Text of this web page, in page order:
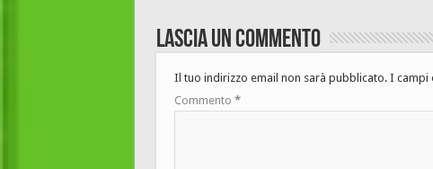
Lascia un commento
Il tuo indirizzo email non sarà pubblicato. I campi
Commento *